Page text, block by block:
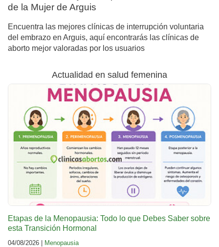
de la Mujer de Arguis
Encuentra las mejores clínicas de interrupción voluntaria
del embrazo en Arguis, aquí encontrarás las clínicas de
aborto mejor valoradas por los usuarios
Actualidad en salud femenina
Etapas de la Menopausia: Todo lo que Debes Saber sobre
esta Transición Hormonal
04/08/2026 | Menopausia